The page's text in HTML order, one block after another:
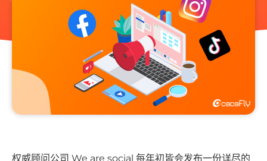
权威顾问公司 We are social 每年初皆会发布一份详尽的